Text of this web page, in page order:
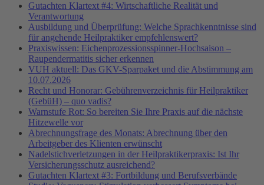
Gutachten Klartext #4: Wirtschaftliche Realität und
Verantwortung
Ausbildung und Überprüfung: Welche Sprachkenntnisse sind
für angehende Heilpraktiker empfehlenswert?
Praxiswissen: Eichenprozessionsspinner-Hochsaison –
Raupendermatitis sicher erkennen
VUH aktuell: Das GKV-Sparpaket und die Abstimmung am
10.07.2026
Recht und Honorar: Gebührenverzeichnis für Heilpraktiker
(GebüH) – quo vadis?
Warnstufe Rot: So bereiten Sie Ihre Praxis auf die nächste
Hitzewelle vor
Abrechnungsfrage des Monats: Abrechnung über den
Arbeitgeber des Klienten erwünscht
Nadelstichverletzungen in der Heilpraktikerpraxis: Ist Ihr
Versicherungsschutz ausreichend?
Gutachten Klartext #3: Fortbildung und Berufsverbände